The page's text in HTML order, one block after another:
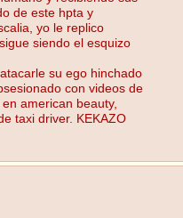
de este hpta y
yo le replico
siendo el esquizo
su ego hinchado
con videos de
american beauty,
taxi driver. KEKAZO